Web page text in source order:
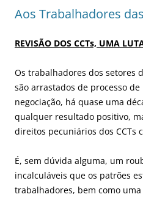
Aos Trabalhadores
REVISÃO DOS CCTs, UMA
Os trabalhadores dos setores
são arrastados de processo
negociação, há quase uma
qualquer resultado positivo,
direitos pecuniários dos CCTs
É, sem dúvida alguma, um
incalculáveis que os patrões
trabalhadores, bem como